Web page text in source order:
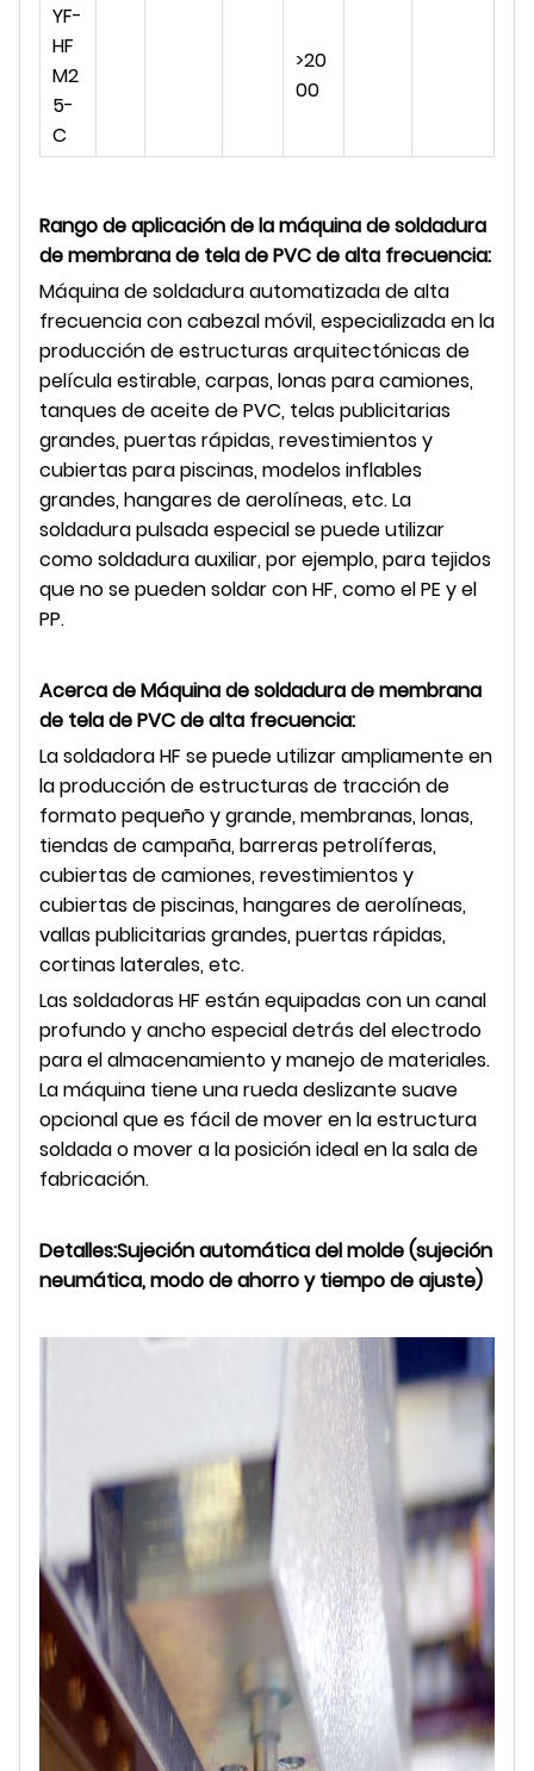
YF-
HF
M2
5-
C
>20
00
Rango de aplicación de la máquina de soldadura
de membrana de tela de PVC de alta frecuencia:
Máquina de soldadura automatizada de alta
frecuencia con cabezal móvil, especializada en la
producción de estructuras arquitectónicas de
película estirable, carpas, lonas para camiones,
tanques de aceite de PVC, telas publicitarias
grandes, puertas rápidas, revestimientos y
cubiertas para piscinas, modelos inflables
grandes, hangares de aerolíneas, etc. La
soldadura pulsada especial se puede utilizar
como soldadura auxiliar, por ejemplo, para tejidos
que no se pueden soldar con HF, como el PE y el
PP.
Acerca deMáquina de soldadura de membrana
de tela de PVC de alta frecuencia:
La soldadora HF se puede utilizar ampliamente en
la producción de estructuras de tracción de
formato pequeño y grande, membranas, lonas,
tiendas de campaña, barreras petrolíferas,
cubiertas de camiones, revestimientos y
cubiertas de piscinas, hangares de aerolíneas,
vallas publicitarias grandes, puertas rápidas,
cortinas laterales, etc.
Las soldadoras HF están equipadas con un canal
profundo y ancho especial detrás del electrodo
para el almacenamiento y manejo de materiales.
La máquina tiene una rueda deslizante suave
opcional que es fácil de mover en la estructura
soldada o mover a la posición ideal en la sala de
fabricación.
Detalles:Sujeción automática del molde (sujeción
neumática, modo de ahorro y tiempo de ajuste)